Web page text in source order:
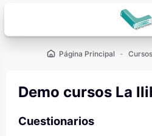
Página Principal Cursos
Demo cursos La
Cuestionarios